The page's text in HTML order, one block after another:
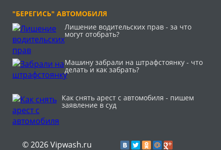
"БЕРЕГИСЬ" АВТОМОБИЛЯ
Лишение водительских прав - за что
могут отобрать?
Машину забрали на штрафстоянку - что
делать и как забрать?
Как снять арест с автомобиля - пишем
заявление в суд
© 2026 Vipwash.ru